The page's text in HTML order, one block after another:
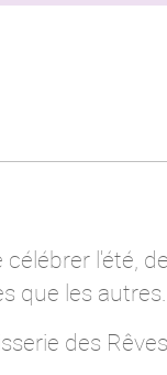
célébrer l'été,
que les autres.
des